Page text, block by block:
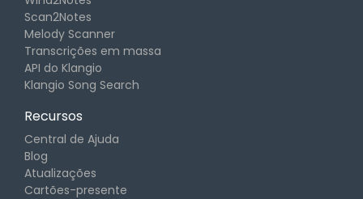
Scan2Notes
Melody Scanner
Transcrições em massa
API do Klangio
Klangio Song Search
Recursos
Central de Ajuda
Blog
Atualizações
Cartões-presente